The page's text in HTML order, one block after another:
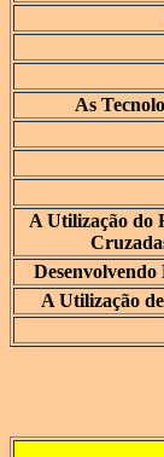
As
A Utilização do
A Utilização